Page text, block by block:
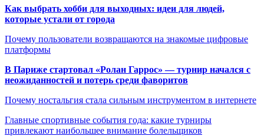
Как выбрать хобби для выходных: идеи для людей,
которые устали от города
Почему пользователи возвращаются на знакомые цифровые
платформы
В Париже стартовал «Ролан Гаррос» — турнир начался с
неожиданностей и потерь среди фаворитов
Почему ностальгия стала сильным инструментом в интернете
Главные спортивные события года: какие турниры
привлекают наибольшее внимание болельщиков